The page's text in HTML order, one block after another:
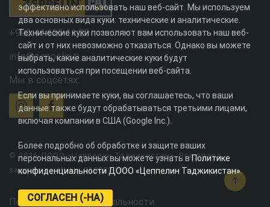
+992 44 625 11 22
info@zeppelin.tj
Мы в соцсетях:
© 2026 ДООО «Цеппелин Таджикистан». Все права
защищены. ИНН - 010082996
Политика конфиденциальности
эффективно использовать наш веб-сайт. Мы используем
два основных вида куки: технические и аналитические.
Технические куки позволяют вам использовать наш веб-
сайт и от них невозможно отказаться. Однако вы можете
выбрать, какие аналитические куки будут
использоваться при посещении веб-сайта.
Если вы принимаете куки, вы соглашаетесь, что ваши
данные также будут обрабатываться третьими лицами,
включая компании в США (Google Inc.).
Более подробно об обработке и защите ваших
персональных данных вы можете узнать вПолитике
конфиденциальности ДООО «Цеппелин Таджикистан».
СОГЛАСЕН (-НА)